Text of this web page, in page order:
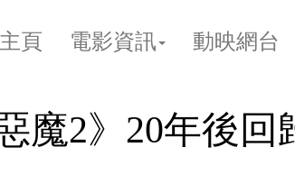
頁 電影資訊 動映網台
惡魔2》20年後